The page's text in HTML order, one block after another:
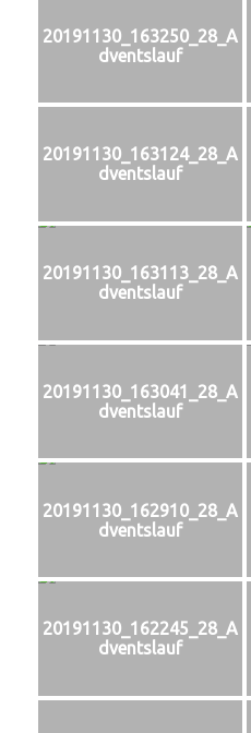
20191130_163250_28_A
dventslauf
20191130_163124_28_A
dventslauf
20191130_163113_28_A
dventslauf
20191130_163041_28_A
dventslauf
20191130_162910_28_A
dventslauf
20191130_162245_28_A
dventslauf